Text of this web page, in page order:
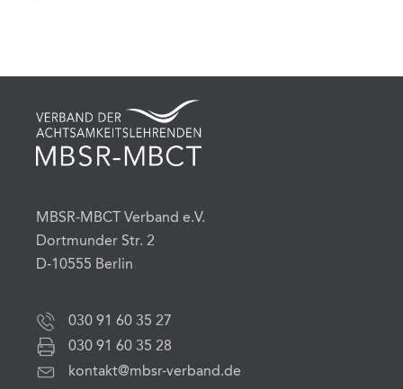
MBSR-MBCT Verband e.V.
Dortmunder Str. 2
D-10555 Berlin
030 91 60 35 27
030 91 60 35 28
kontakt@mbsr-verband.de